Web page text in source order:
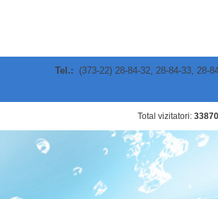
Tel.: (373-22) 28-84-32, 28-84-33, 28-
Total vizitatori: